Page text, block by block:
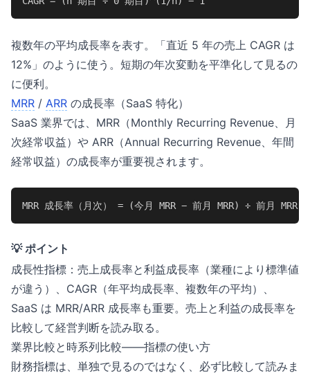
複数年の平均成長率を表す。「直近 5 年の売上 CAGR は
12%」のように使う。短期の年次変動を平準化して見るの
に便利。
MRR / ARR の成長率（SaaS 特化）
SaaS 業界では、MRR（Monthly Recurring Revenue、月
次経常収益）や ARR（Annual Recurring Revenue、年間
経常収益）の成長率が重要視されます。
MRR 成長率（月次） = (今月 MRR − 前月 MRR) ÷ 前月 MRR ×
💡 ポイント
成長性指標：売上成長率と利益成長率（業種により標準値
が違う）、CAGR（年平均成長率、複数年の平均）、
SaaS は MRR/ARR 成長率も重要。売上と利益の成長率を
比較して経営判断を読み取る。
業界比較と時系列比較——指標の使い方
財務指標は、単独で見るのではなく、必ず比較して読みま